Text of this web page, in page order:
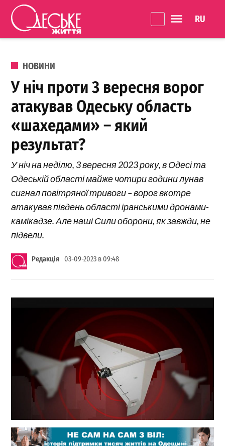
Перейти до вмісту
Життя
ОПУБЛІКОВАНО В
НОВИНИ
У ніч проти 3 вересня ворог
атакував Одеську область
«шахедами» – який
результат?
У ніч на неділю, 3 вересня 2023 року, в Одесі та
Одеській області майже чотири години лунав
сигнал повітряної тривоги – ворог вкотре
атакував південь області іранськими дронами-
камікадзе. Але наші Сили оборони, як завжди, не
підвели.
Редакція 03-09-2023 в 09:48